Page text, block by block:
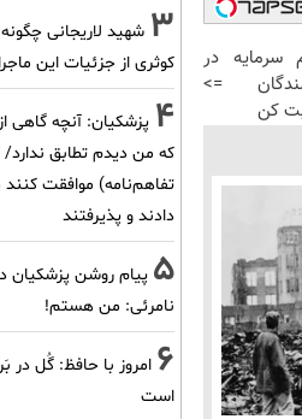
وام سرمایه در
=>
کن
3 شهید لاریجانی
کوثری از جزئیات این ماجرا
4 پزشکیان‌: آنچه گاهی
که من دیدم تطابق
دادند و پذیرفتند
5 پیام روشن پزشکیان
نامرئی: من هستم!
6 امروز با حافظ: گُل
است